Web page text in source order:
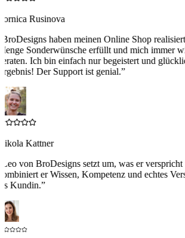
Rusinova
BroDesigns haben meinen Online Shop
Sonderwünsche erfüllt und mich immer
Ich bin einfach nur begeistert und
Der Support ist genial.”
Kattner
Leo von BroDesigns setzt um, was er
er Wissen, Kompetenz und echtes
Kundin.”